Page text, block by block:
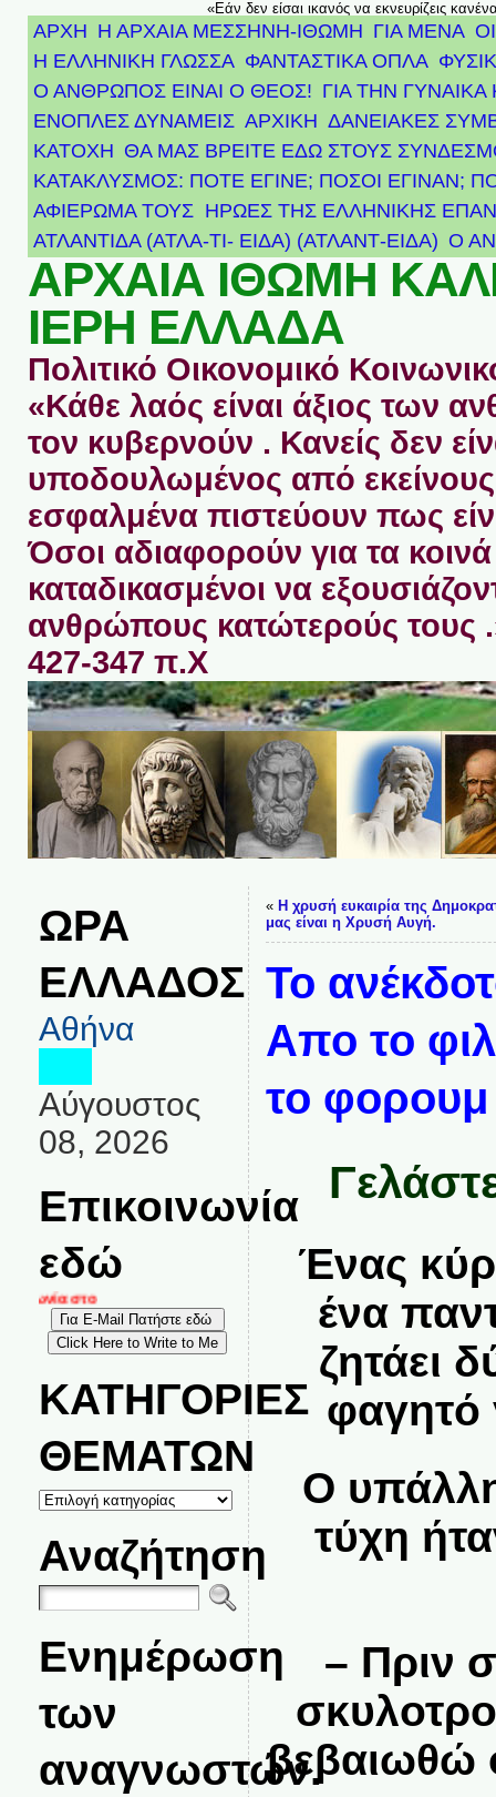
«Εάν δεν είσαι ικανός να εκνευρίζεις
ΑΡΧΗ Η ΑΡΧΑΙΑ ΜΕΣΣΗΝΗ-ΙΘΩΜΗ ΓΙΑ ΜΕΝΑ
Η ΕΛΛΗΝΙΚΗ ΓΛΩΣΣΑ ΦΑΝΤΑΣΤΙΚΑ ΟΠΛΑ
Ο ΑΝΘΡΩΠΟΣ ΕΙΝΑΙ Ο ΘΕΟΣ! ΓΙΑ ΤΗΝ ΓΥΝΑΙΚΑ
ΕΝΟΠΛΕΣ ΔΥΝΑΜΕΙΣ ΑΡΧΙΚΉ ΔΑΝΕΙΑΚΕΣ
ΚΑΤΟΧΗ ΘΑ ΜΑΣ ΒΡΕΙΤΕ ΕΔΩ ΣΤΟΥΣ
ΚΑΤΑΚΛΥΣΜΟΣ: ΠΟΤΕ ΕΓΙΝΕ; ΠΟΣΟΙ ΕΓΙΝΑΝ;
ΑΦΙΈΡΩΜΑ ΤΟΥΣ ΉΡΩΕΣ ΤΗΣ ΕΛΛΗΝΙΚΉΣ
ΑΤΛΑΝΤΊΔΑ (ΑΤΛΑ-ΤΙ- ΕΙΔΑ) (ΑΤΛΑΝΤ-ΕΙΔΑ) Ο
ΑΡΧΑΙΑ ΙΘΩΜΗ
ΙΕΡΗ ΕΛΛΑΔΑ
Πολιτικό Οικονομικό
«Κάθε λαός είναι άξιος των
τον κυβερνούν . Κανείς δεν
υποδουλωμένος από
εσφαλμένα πιστεύουν πως
Όσοι αδιαφορούν για τα κοινά
καταδικασμένοι να
ανθρώπους κατώτερούς τους
427-347 π.Χ
ΩΡΑ
ΕΛΛΑΔΟΣ
Αθήνα
Αύγουστος
08, 2026
Επικοινωνία
εδώ
στο
ΚΑΤΗΓΟΡΙΕΣ
ΘΕΜΑΤΩΝ
ΚΑΤΗΓΟΡΙΕΣ
ΘΕΜΑΤΩΝ
Αναζήτηση
Ενημέρωση
των
αναγνωστών.
« Η χρυσή ευκαιρία της
μας είναι η Χρυσή Αυγή.
Το
Απο το
το φορουμ
Ένας
ένα
ζητάει
φαγητό
Ο
τύχη
– Πριν
βεβαιωθώ